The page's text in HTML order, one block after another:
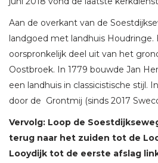
Aan de overkant van de
landgoed met landhuis
oorspronkelijk deel uit van het
Oostbroek. In 1779 bouwde Jan
een landhuis in classicistische stijl.
door de Grontmij (sinds 2017
Vervolg: Loop de
terug naar het zuiden tot de
Looydijk tot de eerste afslag